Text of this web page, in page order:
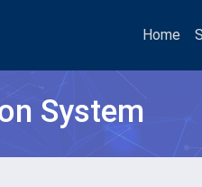
Home
System